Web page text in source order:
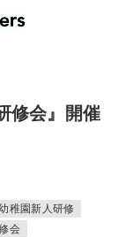
修会』開催
稚園新人研修
会